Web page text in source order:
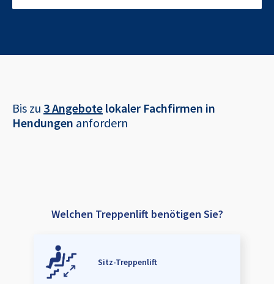
Bis zu 3 Angebote lokaler Fachfirmen in
Hendungen anfordern
Welchen Treppenlift benötigen Sie?
Sitz-Treppenlift